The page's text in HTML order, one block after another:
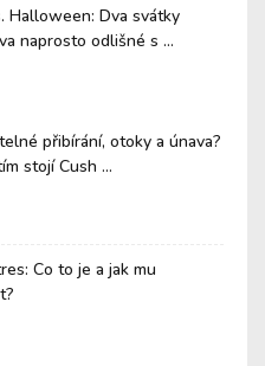
Halloween: Dva svátky
naprosto odlišné s ...
přibírání, otoky a únava?
stojí Cush ...
Co to je a jak mu